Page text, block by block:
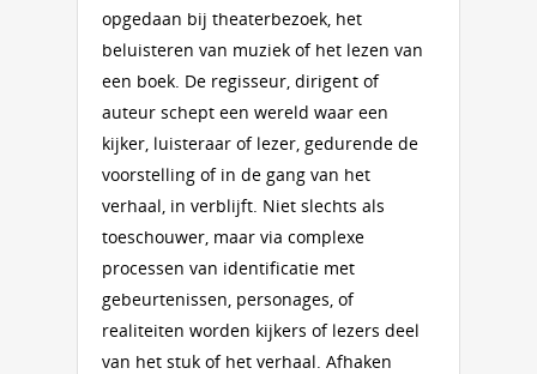
opgedaan bij theaterbezoek, het
beluisteren van muziek of het lezen van
een boek. De regisseur, dirigent of
auteur schept een wereld waar een
kijker, luisteraar of lezer, gedurende de
voorstelling of in de gang van het
verhaal, in verblijft. Niet slechts als
toeschouwer, maar via complexe
processen van identificatie met
gebeurtenissen, personages, of
realiteiten worden kijkers of lezers deel
van het stuk of het verhaal. Afhaken